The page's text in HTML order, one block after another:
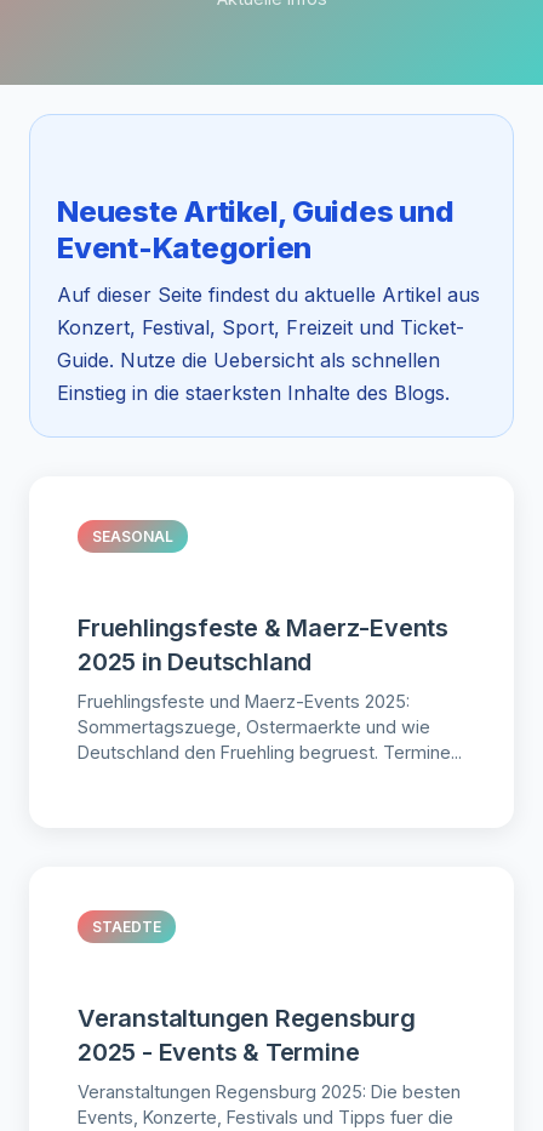
Neueste Artikel, Guides und
Event-Kategorien
Auf dieser Seite findest du aktuelle Artikel aus
Konzert, Festival, Sport, Freizeit und Ticket-
Guide. Nutze die Uebersicht als schnellen
Einstieg in die staerksten Inhalte des Blogs.
SEASONAL
Fruehlingsfeste & Maerz-Events
2025 in Deutschland
Fruehlingsfeste und Maerz-Events 2025:
Sommertagszuege, Ostermaerkte und wie
Deutschland den Fruehling begruest. Termine...
STAEDTE
Veranstaltungen Regensburg
2025 - Events & Termine
Veranstaltungen Regensburg 2025: Die besten
Events, Konzerte, Festivals und Tipps fuer die